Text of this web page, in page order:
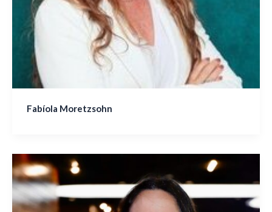
Fabíola Moretzsohn